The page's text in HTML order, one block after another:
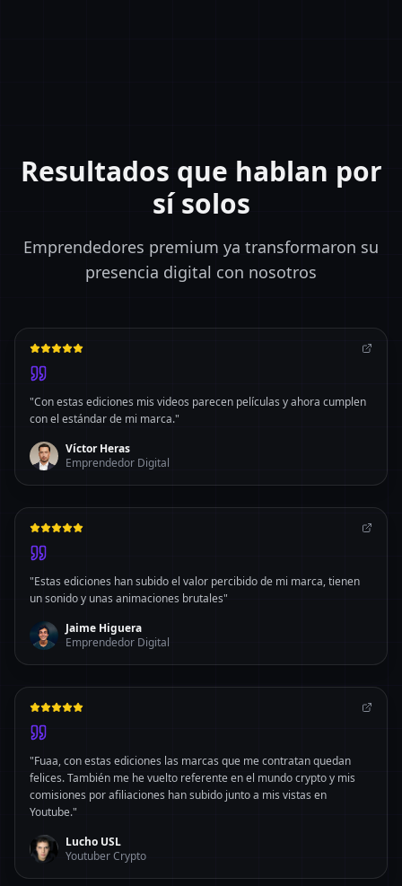
Resultados que hablan por
sí solos
Emprendedores premium ya transformaron su
presencia digital con nosotros
"Con estas ediciones mis videos parecen películas y ahora cumplen
con el estándar de mi marca."
Víctor Heras
Emprendedor Digital
"Estas ediciones han subido el valor percibido de mi marca, tienen
un sonido y unas animaciones brutales"
Jaime Higuera
Emprendedor Digital
"Fuaa, con estas ediciones las marcas que me contratan quedan
felices. También me he vuelto referente en el mundo crypto y mis
comisiones por afiliaciones han subido junto a mis vistas en
Youtube."
Lucho USL
Youtuber Crypto